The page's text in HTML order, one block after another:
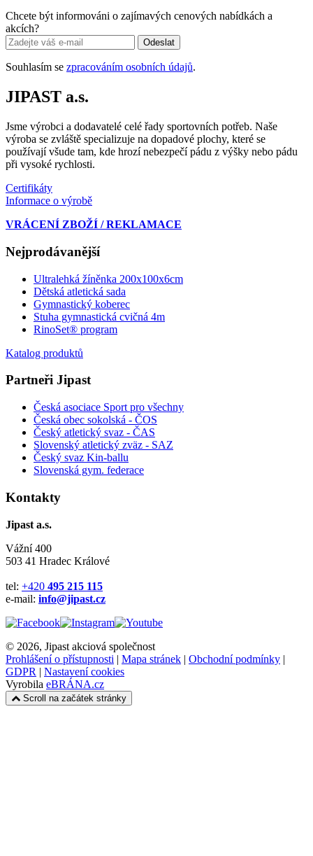
Chcete být informováni o zajímavých cenových nabídkách a
akcích?
Odeslat
Souhlasím se zpracováním osobních údajů.
JIPAST a.s.
Jsme výrobci a dodavatelé celé řady sportovních potřeb. Naše
výroba se zvláště specializuje na dopadové plochy, které se
používají všude tam, kde hrozí nebezpečí pádu z výšky nebo pádu
při vysoké rychlosti.
Certifikáty
Informace o výrobě
VRÁCENÍ ZBOŽÍ / REKLAMACE
Nejprodávanější
Ultralehká žíněnka 200x100x6cm
Dětská atletická sada
Gymnastický koberec
Stuha gymnastická cvičná 4m
RinoSet® program
Katalog produktů
Partneři Jipast
Česká asociace Sport pro všechny
Česká obec sokolská - ČOS
Český atletický svaz - ČAS
Slovenský atletický zväz - SAZ
Český svaz Kin-ballu
Slovenská gym. federace
Kontakty
Jipast a.s.
Vážní 400
503 41 Hradec Králové
tel: +420 495 215 115
e-mail: info@jipast.cz
© 2026, Jipast akciová společnost
Prohlášení o přístupnosti | Mapa stránek | Obchodní podmínky |
GDPR | Nastavení cookies
Vyrobila eBRÁNA.cz
Scroll na začátek stránky